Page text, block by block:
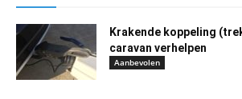
Krakende koppeling
caravan verhelpen
Aanbevolen